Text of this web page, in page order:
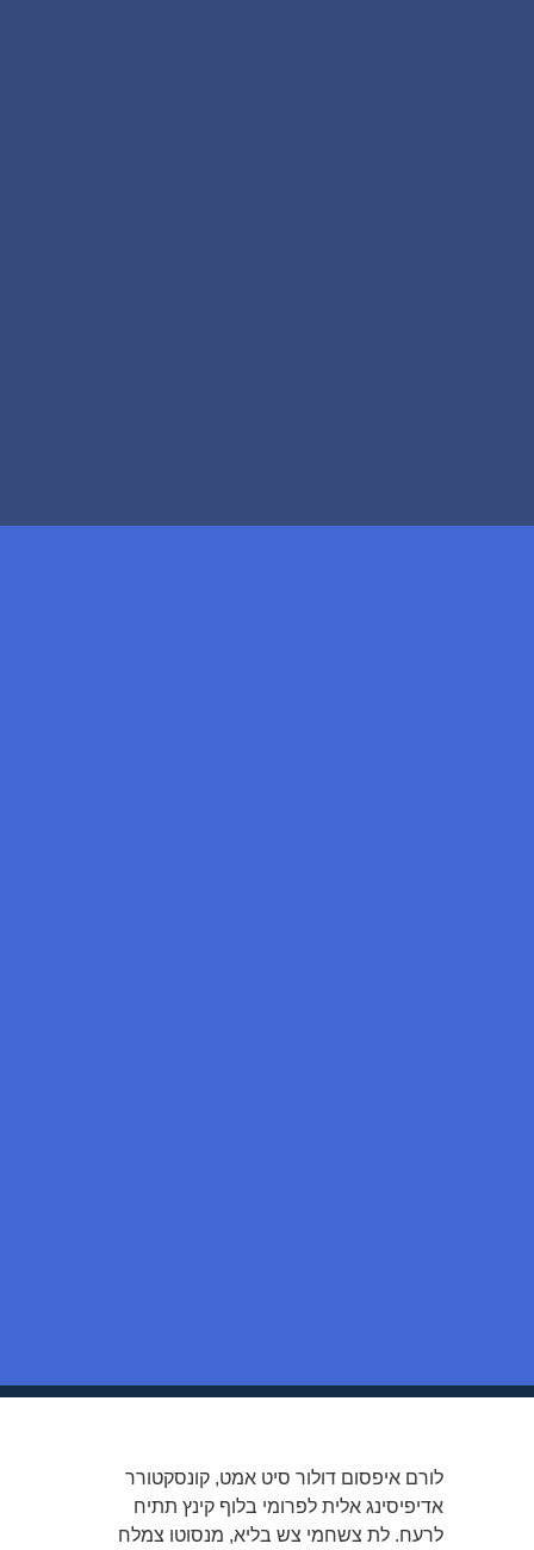
לורם איפסום דולור סיט אמט, קונסקטורר
אדיפיסינג אלית לפרומי בלוף קינץ תתיח
לרעח. לת צשחמי צש בליא, מנסוטו צמלח